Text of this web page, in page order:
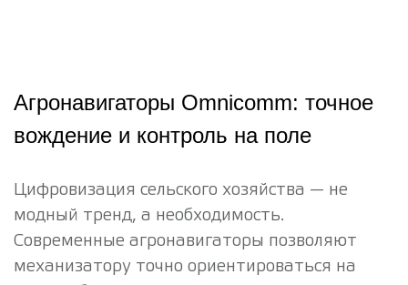
Агронавигаторы Omnicomm: точное
вождение и контроль на поле
Цифровизация сельского хозяйства — не
модный тренд, а необходимость.
Современные агронавигаторы позволяют
механизатору точно ориентироваться на